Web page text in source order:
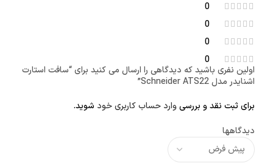
0
0
0
0
دیدگاهها
اولین نفری باشید که دیدگاهی را ارسال می کنید برای “سافت استارت
اشنایدر مدل Schneider ATS22”
برای ثبت نقد و بررسیوارد حساب کاربری خود شوید.